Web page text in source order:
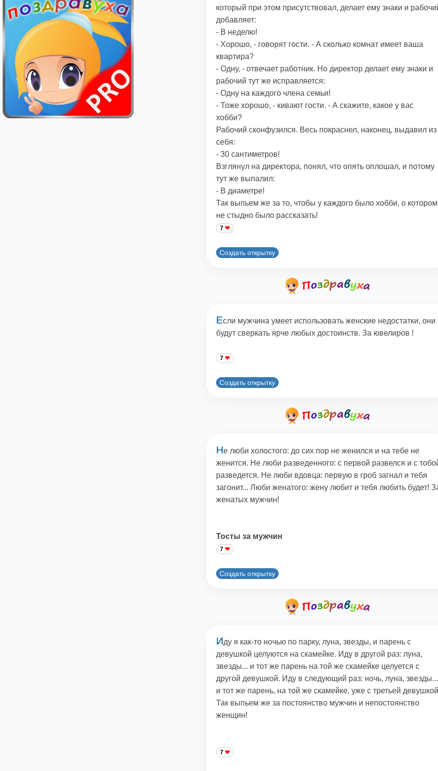
который при этом присутствовал, делает ему знаки и
добавляет:
- В неделю!
- Хорошо, - говорят гости. - А сколько комнат имеет ваша
квартира?
- Одну, - отвечает работник. Но директор делает ему знаки и
рабочий тут же исправляется:
- Одну на каждого члена семьи!
- Тоже хорошо, - кивают гости. - А скажите, какое у вас
хобби?
Рабочий сконфузился. Весь покраснел, наконец, выдавил из
себя:
- 30 сантиметров!
Взглянул на директора, понял, что опять оплошал, и потому
тут же выпалил:
- В диаметре!
Так выпьем же за то, чтобы у каждого было хобби, о котором
не стыдно было рассказать!
7
Создать открытку
Если мужчина умеет использовать женские недостатки, они
будут сверкать ярче любых достоинств. За ювелиров !
7
Создать открытку
Не люби холостого: до сих пор не женился и на тебе не
женится. Не люби разведенного: с первой развелся и с
разведется. Не люби вдовца: первую в гроб загнал и тебя
загонит... Люби женатого: жену любит и тебя любить будет!
женатых мужчин!
Тосты за мужчин
7
Создать открытку
Иду я как-то ночью по парку, луна, звезды, и парень с
девушкой целуются на скамейке. Иду в другой раз: луна,
звезды... и тот же парень на той же скамейке целуется с
другой девушкой. Иду в следующий раз: ночь, луна, звезды...
и тот же парень, на той же скамейке, уже с третьей
Так выпьем же за постоянство мужчин и непостоянство
женщин!
7